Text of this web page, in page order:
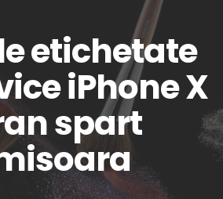
etichetate
iPhone X
spart